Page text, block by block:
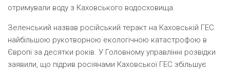
отримували воду з Каховського водосховища.
Зеленський назвав російський теракт на Каховській ГЕС
найбільшою рукотворною екологічною катастрофою в
Європі за десятки років. У Головному управлінні розвідки
заявили, що підрив росіянами Каховської ГЕС збільшує